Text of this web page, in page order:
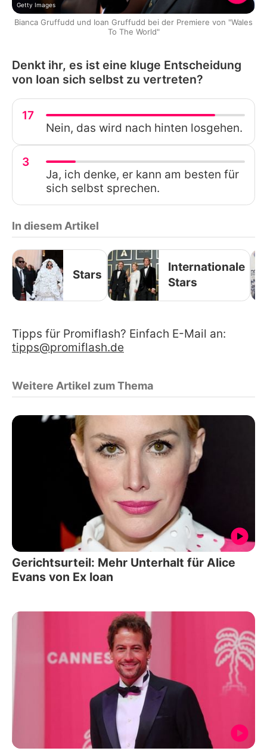
Getty Images
Bianca Gruffudd und Ioan Gruffudd bei der Premiere von "Wales
To The World"
Denkt ihr, es ist eine kluge Entscheidung
von Ioan sich selbst zu vertreten?
17
Nein, das wird nach hinten losgehen.
3
Ja, ich denke, er kann am besten für
sich selbst sprechen.
In diesem Artikel
Stars
Internationale
Stars
Tipps für Promiflash? Einfach E-Mail an:
tipps@promiflash.de
Weitere Artikel zum Thema
Gerichtsurteil: Mehr Unterhalt für Alice
Evans von Ex Ioan